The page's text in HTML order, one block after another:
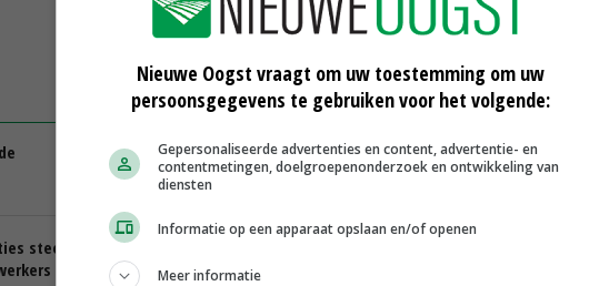
Vijfde generatie Krone Big Pack perst
vaster
steeds
Nieuwe Oogst vraagt om uw toestemming om uw
persoonsgegevens te gebruiken voor het volgende:
Gepersonaliseerde advertenties en content, advertentie- en
contentmetingen, doelgroepenonderzoek en ontwikkeling van
diensten
Informatie op een apparaat opslaan en/of openen
Meer informatie